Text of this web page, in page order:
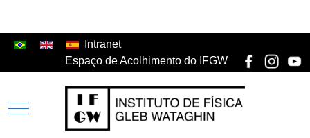
Intranet
Espaço de Acolhimento do IFGW